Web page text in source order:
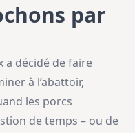
par
a décidé de faire
à l’abattoir,
les porcs
de temps – ou de